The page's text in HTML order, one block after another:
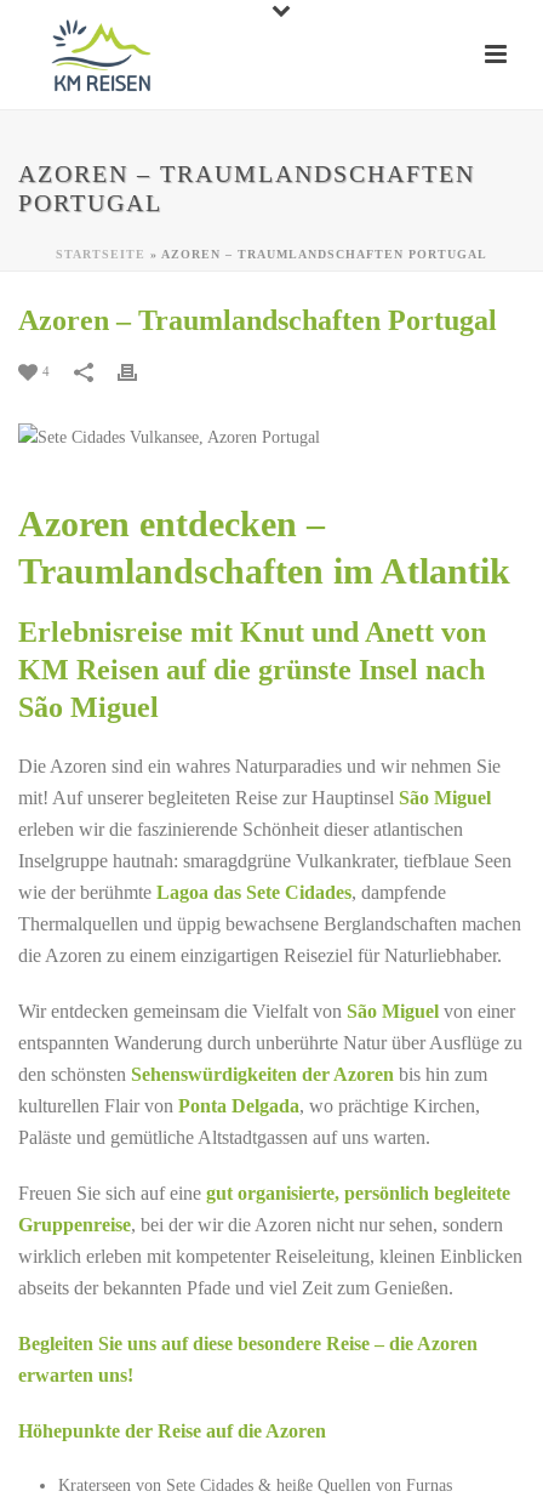
AZOREN – TRAUMLANDSCHAFTEN
PORTUGAL
STARTSEITE » AZOREN – TRAUMLANDSCHAFTEN PORTUGAL
Azoren – Traumlandschaften Portugal
4
Azoren entdecken –
Traumlandschaften im Atlantik
Erlebnisreise mit Knut und Anett von
KM Reisen auf die grünste Insel nach
São Miguel
Die Azoren sind ein wahres Naturparadies und wir nehmen Sie
mit! Auf unserer begleiteten Reise zur Hauptinsel São Miguel
erleben wir die faszinierende Schönheit dieser atlantischen
Inselgruppe hautnah: smaragdgrüne Vulkankrater, tiefblaue Seen
wie der berühmte Lagoa das Sete Cidades, dampfende
Thermalquellen und üppig bewachsene Berglandschaften machen
die Azoren zu einem einzigartigen Reiseziel für Naturliebhaber.
Wir entdecken gemeinsam die Vielfalt von São Miguel von einer
entspannten Wanderung durch unberührte Natur über Ausflüge zu
den schönsten Sehenswürdigkeiten der Azoren bis hin zum
kulturellen Flair von Ponta Delgada, wo prächtige Kirchen,
Paläste und gemütliche Altstadtgassen auf uns warten.
Freuen Sie sich auf eine gut organisierte, persönlich begleitete
Gruppenreise, bei der wir die Azoren nicht nur sehen, sondern
wirklich erleben mit kompetenter Reiseleitung, kleinen Einblicken
abseits der bekannten Pfade und viel Zeit zum Genießen.
Begleiten Sie uns auf diese besondere Reise – die Azoren
erwarten uns!
Höhepunkte der Reise auf die Azoren
Kraterseen von Sete Cidades & heiße Quellen von Furnas